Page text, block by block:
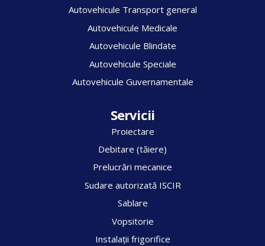
Autovehicule Transport general
Autovehicule Medicale
Autovehicule Blindate
Autovehicule Speciale
Autovehicule Guvernamentale
Servicii
Proiectare
Debitare (tăiere)
Prelucrări mecanice
Sudare autorizată ISCIR
Sablare
Vopsitorie
Instalații frigorifice